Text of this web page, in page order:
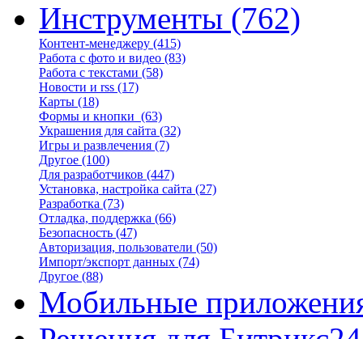
Инструменты (762)
Контент-менеджеру (415)
Работа с фото и видео (83)
Работа с текстами (58)
Новости и rss (17)
Карты (18)
Формы и кнопки (63)
Украшения для сайта (32)
Игры и развлечения (7)
Другое (100)
Для разработчиков (447)
Установка, настройка сайта (27)
Разработка (73)
Отладка, поддержка (66)
Безопасность (47)
Авторизация, пользователи (50)
Импорт/экспорт данных (74)
Другое (88)
Мобильные